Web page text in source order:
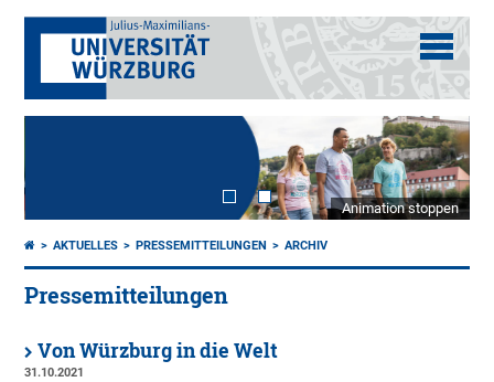
Animation stoppen
AKTUELLES PRESSEMITTEILUNGEN ARCHIV
Pressemitteilungen
Von Würzburg in die Welt
31.10.2021